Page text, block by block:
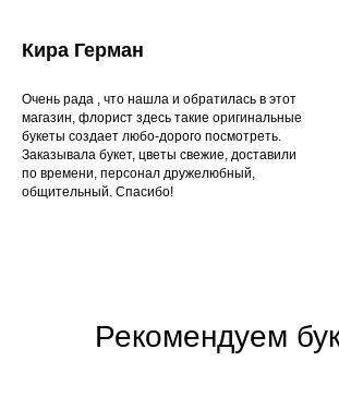
Кира Герман
Очень рада , что нашла и обратилась в этот
магазин, флорист здесь такие оригинальные
букеты создает любо-дорого посмотреть.
Заказывала букет, цветы свежие, доставили
по времени, персонал дружелюбный,
общительный. Спасибо!
Рекомендуем